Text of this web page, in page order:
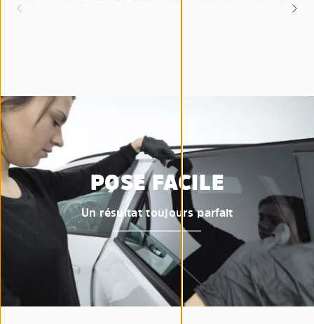
POSE FACILE
Un résultat toujours parfait